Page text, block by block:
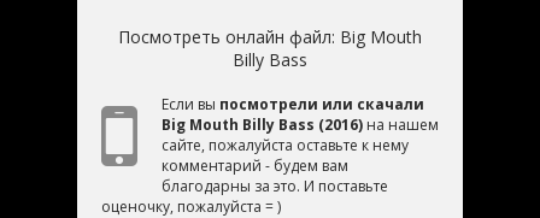
Посмотреть онлайн файл: Big Mouth
Billy Bass
Если вы посмотрели или скачали
Big Mouth Billy Bass (2016) на нашем
сайте, пожалуйста оставьте к нему
комментарий - будем вам
благодарны за это. И поставьте
оценочку, пожалуйста = )